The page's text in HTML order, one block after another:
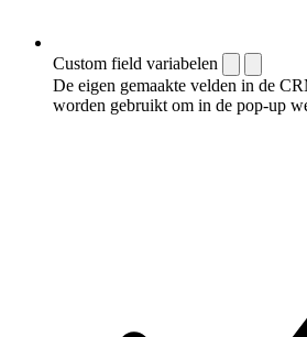
Custom field variabelen
De eigen gemaakte velden in de
worden gebruikt om in de pop-up